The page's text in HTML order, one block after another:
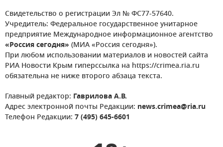
Свидетельство о регистрации Эл № ФС77-57640.
Учредитель: Федеральное государственное унитарное
предприятие Международное информационное агентство
«Россия сегодня» (МИА «Россия сегодня»).
При любом использовании материалов и новостей сайта
РИА Новости Крым гиперссылка на https://crimea.ria.ru
обязательна не ниже второго абзаца текста.
Главный редактор: Гаврилова А.В.
Адрес электронной почты Редакции: news.crimea@ria.ru
Телефон Редакции: 7 (495) 645-6601